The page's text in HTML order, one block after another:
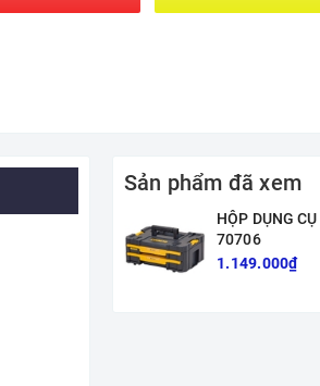
Sản phẩm đã xem
HỘP DỤNG
70706
1.149.000₫